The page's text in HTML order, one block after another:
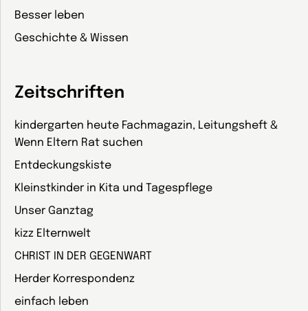
Besser leben
Geschichte & Wissen
Zeitschriften
kindergarten heute Fachmagazin, Leitungsheft &
Wenn Eltern Rat suchen
Entdeckungskiste
Kleinstkinder in Kita und Tagespflege
Unser Ganztag
kizz Elternwelt
CHRIST IN DER GEGENWART
Herder Korrespondenz
einfach leben